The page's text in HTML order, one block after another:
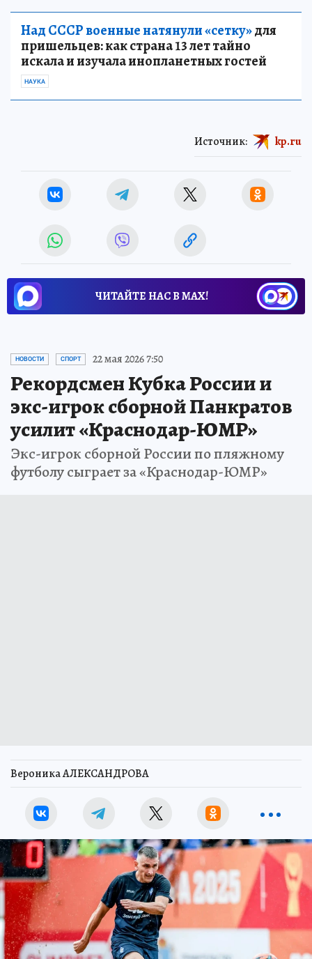
Над СССР военные натянули «сетку»для
пришельцев: как страна 13 лет тайно
искала и изучала инопланетных гостей
НАУКА
Источник: kp.ru
ЧИТАЙТЕ НАС В МАХ!
НОВОСТИ СПОРТ 22 мая 2026 7:50
Рекордсмен Кубка России и
экс-игрок сборной Панкратов
усилит «Краснодар-ЮМР»
Экс-игрок сборной России по пляжному
футболу сыграет за «Краснодар-ЮМР»
Вероника АЛЕКСАНДРОВА